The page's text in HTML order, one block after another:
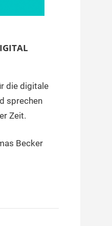
die digitale
sprechen
Zeit.
Becker